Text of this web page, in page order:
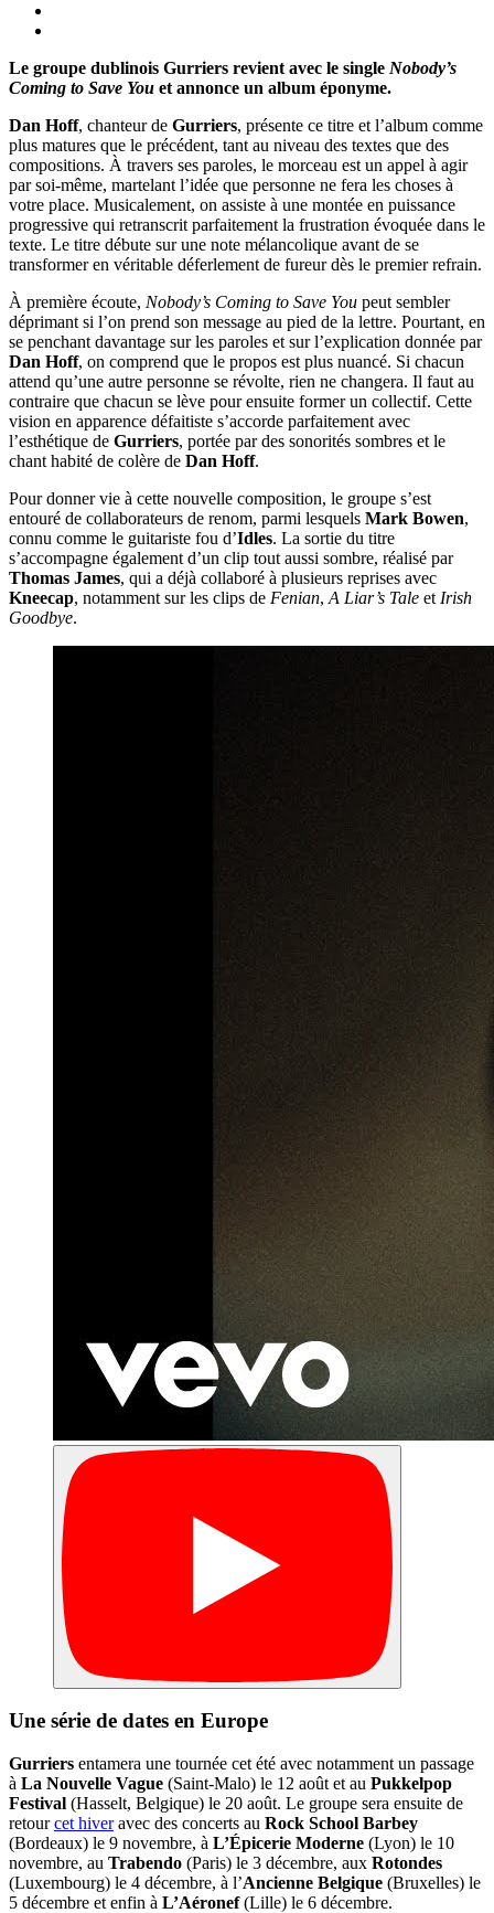
Le groupe dublinois Gurriers revient avec le single Nobody’s
Coming to Save You et annonce un album éponyme.
Dan Hoff, chanteur de Gurriers, présente ce titre et l’album comme
plus matures que le précédent, tant au niveau des textes que des
compositions. À travers ses paroles, le morceau est un appel à agir
par soi-même, martelant l’idée que personne ne fera les choses à
votre place. Musicalement, on assiste à une montée en puissance
progressive qui retranscrit parfaitement la frustration évoquée dans le
texte. Le titre débute sur une note mélancolique avant de se
transformer en véritable déferlement de fureur dès le premier refrain.
À première écoute, Nobody’s Coming to Save You peut sembler
déprimant si l’on prend son message au pied de la lettre. Pourtant, en
se penchant davantage sur les paroles et sur l’explication donnée par
Dan Hoff, on comprend que le propos est plus nuancé. Si chacun
attend qu’une autre personne se révolte, rien ne changera. Il faut au
contraire que chacun se lève pour ensuite former un collectif. Cette
vision en apparence défaitiste s’accorde parfaitement avec
l’esthétique de Gurriers, portée par des sonorités sombres et le
chant habité de colère de Dan Hoff.
Pour donner vie à cette nouvelle composition, le groupe s’est
entouré de collaborateurs de renom, parmi lesquels Mark Bowen,
connu comme le guitariste fou d’Idles. La sortie du titre
s’accompagne également d’un clip tout aussi sombre, réalisé par
Thomas James, qui a déjà collaboré à plusieurs reprises avec
Kneecap, notamment sur les clips de Fenian, A Liar’s Tale et Irish
Goodbye.
Une série de dates en Europe
Gurriers entamera une tournée cet été avec notamment un passage
à La Nouvelle Vague (Saint-Malo) le 12 août et au Pukkelpop
Festival (Hasselt, Belgique) le 20 août. Le groupe sera ensuite de
retourcet hiveravec des concerts au Rock School Barbey
(Bordeaux) le 9 novembre, à L’Épicerie Moderne (Lyon) le 10
novembre, au Trabendo (Paris) le 3 décembre, aux Rotondes
(Luxembourg) le 4 décembre, à l’Ancienne Belgique (Bruxelles) le
5 décembre et enfin à L’Aéronef(Lille) le 6 décembre.